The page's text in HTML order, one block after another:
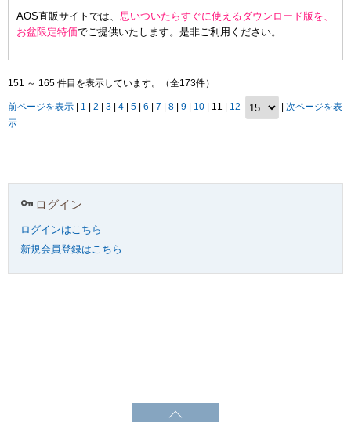
AOS直販サイトでは、 思いついたらすぐに使えるダウンロード版を、
お盆限定特価でご提供いたします。是非ご利用ください。
151 ～ 165 件目を表示しています。（全173件）
前ページを表示 1 2 3 4 5 6 7 8 9 10 | 11 | 12
次ページを表
示
ログイン
ログインはこちら
新規会員登録はこちら